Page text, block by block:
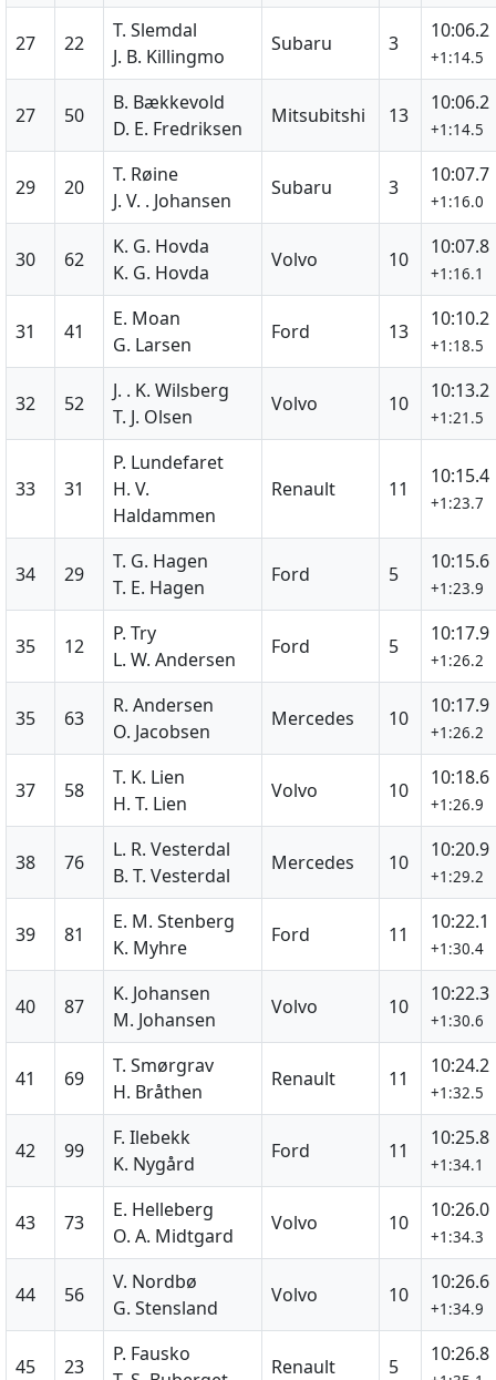
27 22
T. Slemdal
J. B. Killingmo
Subaru 3
10:06.2
+1:14.5
27 50
B. Bækkevold
D. E. Fredriksen
Mitsubitshi 13
10:06.2
+1:14.5
29 20
T. Røine
J. V. . Johansen
Subaru 3
10:07.7
+1:16.0
30 62
K. G. Hovda
K. G. Hovda
Volvo 10
10:07.8
+1:16.1
31 41
E. Moan
G. Larsen
Ford 13
10:10.2
+1:18.5
32 52
J. . K. Wilsberg
T. J. Olsen
Volvo 10
10:13.2
+1:21.5
33 31
P. Lundefaret
H. V.
Haldammen
Renault 11
10:15.4
+1:23.7
34 29
T. G. Hagen
T. E. Hagen
Ford 5
10:15.6
+1:23.9
35 12
P. Try
L. W. Andersen
Ford 5
10:17.9
+1:26.2
35 63
R. Andersen
O. Jacobsen
Mercedes 10
10:17.9
+1:26.2
37 58
T. K. Lien
H. T. Lien
Volvo 10
10:18.6
+1:26.9
38 76
L. R. Vesterdal
B. T. Vesterdal
Mercedes 10
10:20.9
+1:29.2
39 81
E. M. Stenberg
K. Myhre
Ford 11
10:22.1
+1:30.4
40 87
K. Johansen
M. Johansen
Volvo 10
10:22.3
+1:30.6
41 69
T. Smørgrav
H. Bråthen
Renault 11
10:24.2
+1:32.5
42 99
F. Ilebekk
K. Nygård
Ford 11
10:25.8
+1:34.1
43 73
E. Helleberg
O. A. Midtgard
Volvo 10
10:26.0
+1:34.3
44 56
V. Nordbø
G. Stensland
Volvo 10
10:26.6
+1:34.9
45 23
P. Fausko
Renault 5
10:26.8